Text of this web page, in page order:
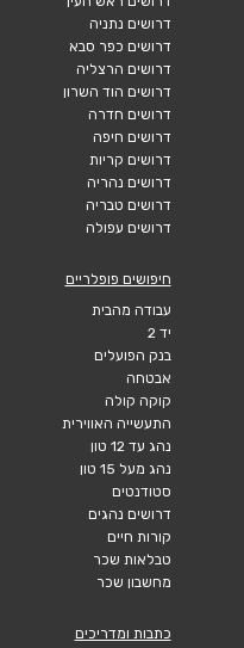
דרושים נתניה
דרושים כפר סבא
דרושים הרצליה
דרושים הוד השרון
דרושים חדרה
דרושים חיפה
דרושים קריות
דרושים נהריה
דרושים טבריה
דרושים עפולה
חיפושים פופלריים
עבודה מהבית
יד 2
בנק הפועלים
אבטחה
קוקה קולה
התעשייה האווירית
נהג עד 12 טון
נהג מעל 15 טון
סטודנטים
דרושים נהגים
קורות חיים
טבלאות שכר
מחשבון שכר
כתבות ומדריכים